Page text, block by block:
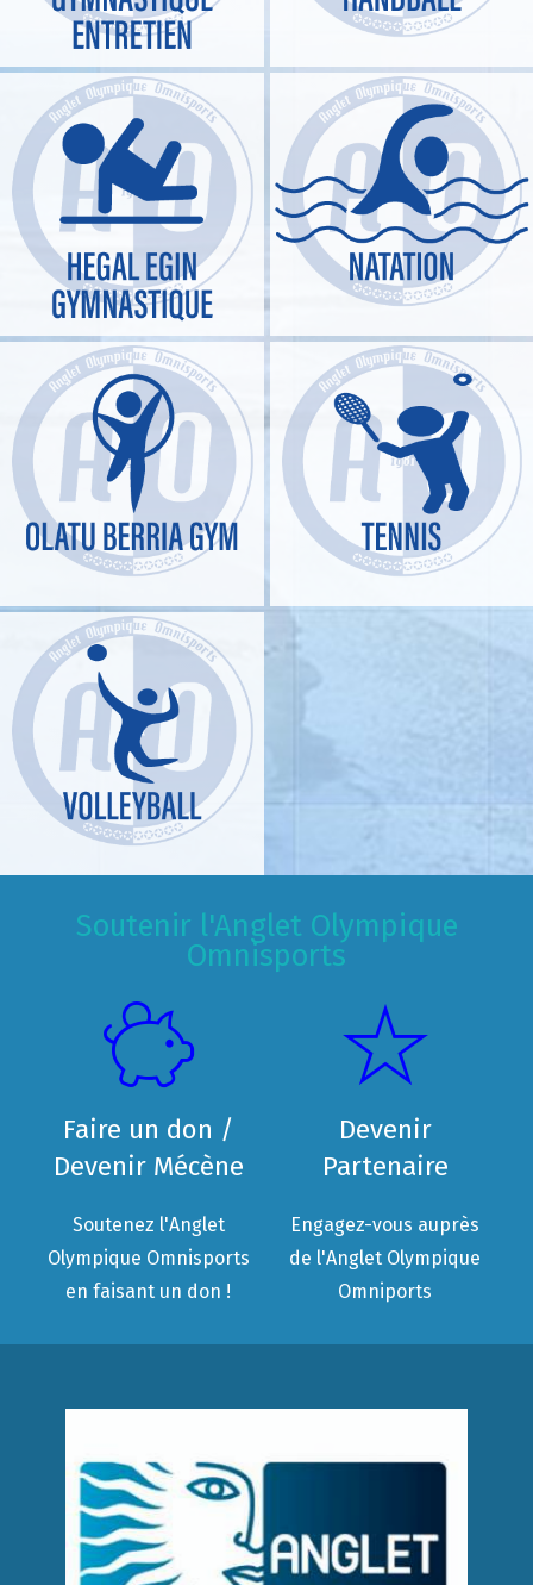
Soutenir l'Anglet Olympique
Omnisports
Faire un don /
Devenir Mécène
Soutenez l'Anglet
Olympique Omnisports
en faisant un don !
Devenir
Partenaire
Engagez-vous auprès
de l'Anglet Olympique
Omniports